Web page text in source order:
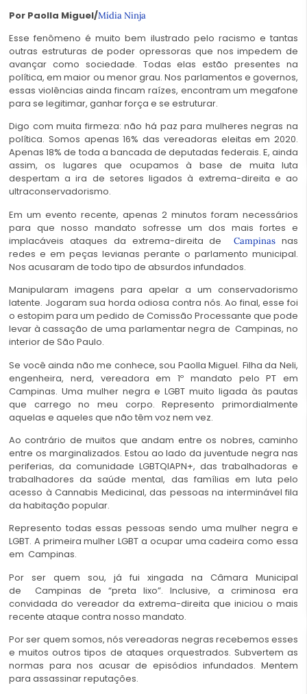
Por Paolla Miguel/Mídia Ninja
Esse fenômeno é muito bem ilustrado pelo racismo e tantas
outras estruturas de poder opressoras que nos impedem de
avançar como sociedade. Todas elas estão presentes na
política, em maior ou menor grau. Nos parlamentos e governos,
essas violências ainda fincam raízes, encontram um megafone
para se legitimar, ganhar força e se estruturar.
Digo com muita firmeza: não há paz para mulheres negras na
política. Somos apenas 16% das vereadoras eleitas em 2020.
Apenas 18% de toda a bancada de deputadas federais. E, ainda
assim, os lugares que ocupamos à base de muita luta
despertam a ira de setores ligados à extrema-direita e ao
ultraconservadorismo.
Em um evento recente, apenas 2 minutos foram necessários
para que nosso mandato sofresse um dos mais fortes e
implacáveis ataques da extrema-direita de
Campinas nas
redes e em peças levianas perante o parlamento municipal.
Nos acusaram de todo tipo de absurdos infundados.
Manipularam imagens para apelar a um conservadorismo
latente. Jogaram sua horda odiosa contra nós. Ao final, esse foi
o estopim para um pedido de Comissão Processante que pode
levar à cassação de uma parlamentar negra deCampinas, no
interior de São Paulo.
Se você ainda não me conhece, sou Paolla Miguel. Filha da Neli,
engenheira, nerd, vereadora em 1º mandato pelo PT em
Campinas. Uma mulher negra e LGBT muito ligada às pautas
que carrego no meu corpo. Represento primordialmente
aquelas e aqueles que não têm voz nem vez.
Ao contrário de muitos que andam entre os nobres, caminho
entre os marginalizados. Estou ao lado da juventude negra nas
periferias, da comunidade LGBTQIAPN+, das trabalhadoras e
trabalhadores da saúde mental, das famílias em luta pelo
acesso à Cannabis Medicinal, das pessoas na interminável fila
da habitação popular.
Represento todas essas pessoas sendo uma mulher negra e
LGBT. A primeira mulher LGBT a ocupar uma cadeira como essa
em Campinas.
Por ser quem sou, já fui xingada na Câmara Municipal
deCampinas de “preta lixo”. Inclusive, a criminosa era
convidada do vereador da extrema-direita que iniciou o mais
recente ataque contra nosso mandato.
Por ser quem somos, nós vereadoras negras recebemos esses
e muitos outros tipos de ataques orquestrados. Subvertem as
normas para nos acusar de episódios infundados. Mentem
para assassinar reputações.